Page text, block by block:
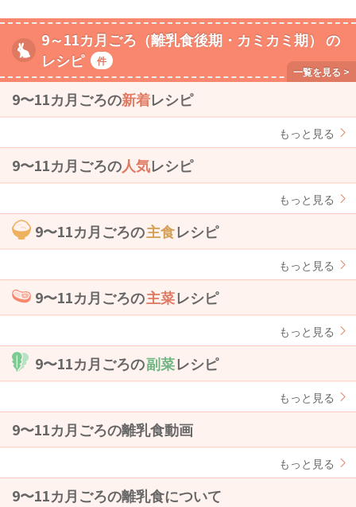
9～11カ月ごろ（離乳食後期・カミカミ期） の
レシピ
件
9〜11カ月ごろの新着レシピ
もっと見る
9〜11カ月ごろの人気レシピ
もっと見る
9〜11カ月ごろの主食レシピ
もっと見る
9〜11カ月ごろの主菜レシピ
もっと見る
9〜11カ月ごろの副菜レシピ
もっと見る
9〜11カ月ごろの離乳食動画
もっと見る
9〜11カ月ごろの離乳食について